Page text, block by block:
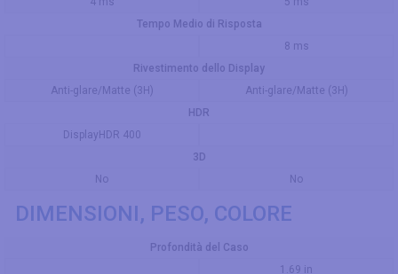
Tempo Medio di Risposta
8 ms
Rivestimento dello Display
Anti-glare/Matte (3H)
Anti-glare/Matte (3H)
HDR
DisplayHDR 400
3D
No
No
DIMENSIONI, PESO, COLORE
Profondità del Caso
1.69 in